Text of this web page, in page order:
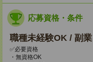
応募資格・条件
職種未経験OK / 副
✅必要資格
・無資格OK